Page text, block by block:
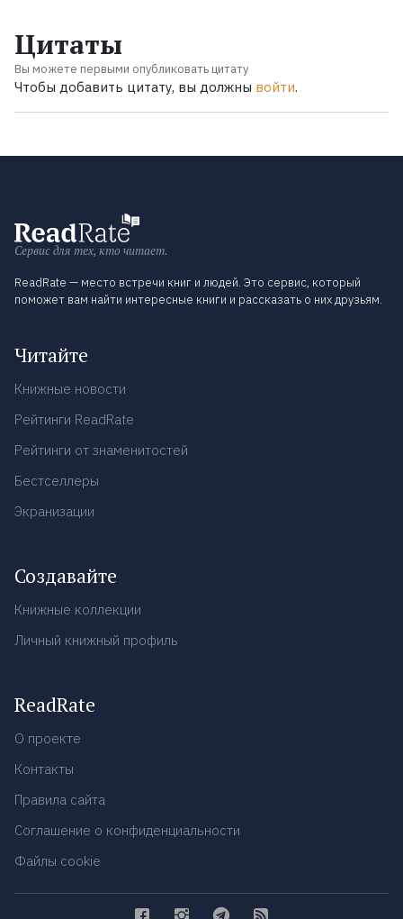
Цитаты
Вы можете первыми опубликовать цитату
Чтобы добавить цитату, вы должны войти.
Сервис для тех, кто читает.
ReadRate — место встречи книг и людей. Это сервис, который
поможет вам найти интересные книги и рассказать о них друзьям.
Читайте
Книжные новости
Рейтинги ReadRate
Рейтинги от знаменитостей
Бестселлеры
Экранизации
Создавайте
Книжные коллекции
Личный книжный профиль
ReadRate
О проекте
Контакты
Правила сайта
Соглашение о конфиденциальности
Файлы cookie